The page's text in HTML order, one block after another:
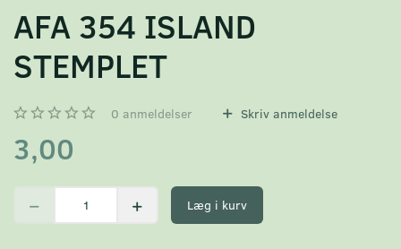
AFA 354 ISLAND
STEMPLET
0 anmeldelser Skriv anmeldelse
3,00
Læg i kurv